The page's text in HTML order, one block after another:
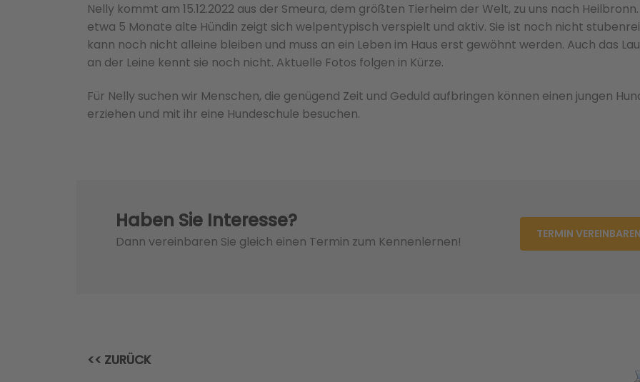
Nelly kommt am 15.12.2022 aus der Smeura, dem größten Tierheim der Welt, zu uns nach
etwa 5 Monate alte Hündin zeigt sich welpentypisch verspielt und aktiv. Sie ist noch nicht
kann noch nicht alleine bleiben und muss an ein Leben im Haus erst gewöhnt werden. Auch das
an der Leine kennt sie noch nicht. Aktuelle Fotos folgen in Kürze.
Für Nelly suchen wir Menschen, die genügend Zeit und Geduld aufbringen können einen jungen
erziehen und mit ihr eine Hundeschule besuchen.
Haben Sie Interesse?
Dann vereinbaren Sie gleich einen Termin zum Kennenlernen! TERMIN
<< ZURÜCK